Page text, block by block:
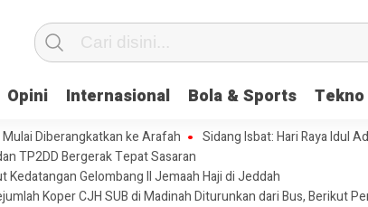
Opini Internasional Bola & Sports
Diberangkatkan ke Arafah
Sidang Isbat: Hari Raya Idul
TP2DD Bergerak Tepat Sasaran
Kedatangan Gelombang II Jemaah Haji di Jeddah
Koper CJH SUB di Madinah Diturunkan dari Bus, Berikut